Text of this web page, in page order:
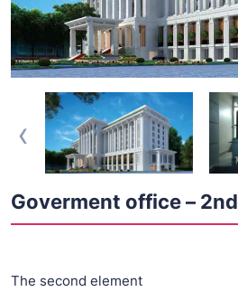
‹
Goverment office – 2nd
The second element